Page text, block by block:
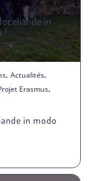
in
!
, Actualités,
Erasmus,
in modo